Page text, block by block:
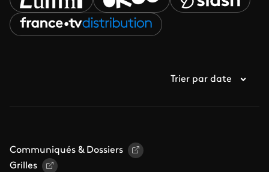
Trier par date
Communiqués & Dossiers
Grilles